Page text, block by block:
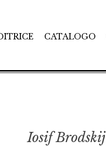
CATALOGO
Iosif Brodskij